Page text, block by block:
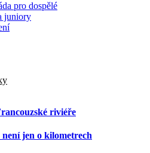
pro dospělé
juniory
riviéře
jen o kilometrech